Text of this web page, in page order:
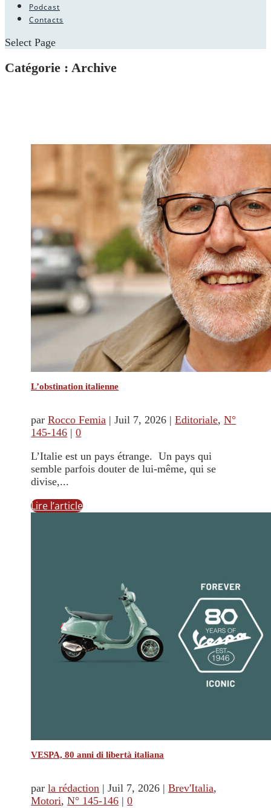
Podcast
Contacts
Select Page
Catégorie : Archive
L’obstination italienne
parRocco Femia |Juil 7, 2026 |Editoriale,N°
145-146 |0
L’Italie est un pays étrange. Un pays qui
semble parfois douter de lui-même, qui se
divise,...
Lire l’article
VESPA, 80 anni di libertà italiana
parla rédaction |Juil 7, 2026 |Brev'Italia,
Motori,N° 145-146 |0